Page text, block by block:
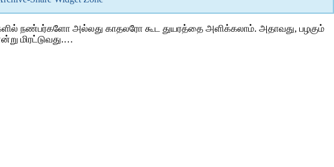
ந‌ண்ப‌ர்களோ அ‌ல்லது காதலரோ கூட துயர‌த்தை அ‌ளி‌க்கலா‌ம். அதாவது, பழகு‌ம்
‌மிர‌ட்டுவது.…